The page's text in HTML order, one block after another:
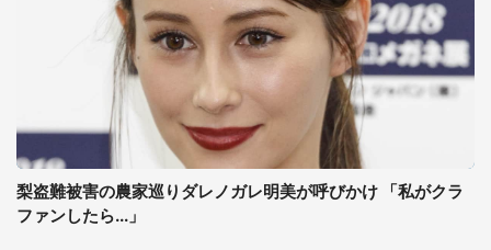
梨盗難被害の農家巡りダレノガレ明美が呼びかけ 「私がクラ
ファンしたら...」